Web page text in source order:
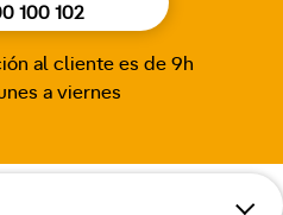
100 102
al cliente es de 9h
a viernes